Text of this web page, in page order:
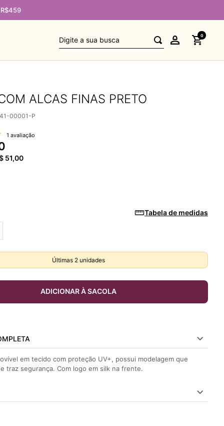
Digite a sua busca 0
ALCAS FINAS PRETO
00001-P
1 avaliação
51,00
Tabela de medidas
Últimas 2 unidades
ADICIONAR À SACOLA
em tecido com proteção UV+, possui modelagem que
traz segurança. Com logo em silk na frente.